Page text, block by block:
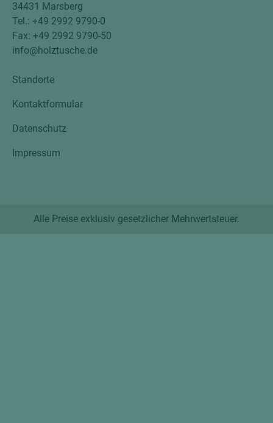
34431 Marsberg
Tel.: +49 2992 9790-0
Fax: +49 2992 9790-50
info@holztusche.de
Standorte
Kontaktformular
Datenschutz
Impressum
Alle Preise exklusiv gesetzlicher Mehrwertsteuer.